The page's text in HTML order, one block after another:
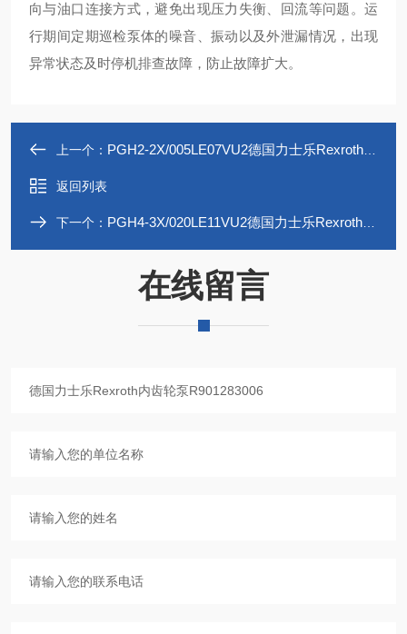
向与油口连接方式，避免出现压力失衡、回流等问题。运
行期间定期巡检泵体的噪音、振动以及外泄漏情况，出现
异常状态及时停机排查故障，防止故障扩大。
上一个： PGH2-2X/005LE07VU2德国力士乐Rexroth内齿轮泵R900703725
返回列表
下一个： PGH4-3X/020LE11VU2德国力士乐Rexroth内齿轮泵R900932183
在线留言